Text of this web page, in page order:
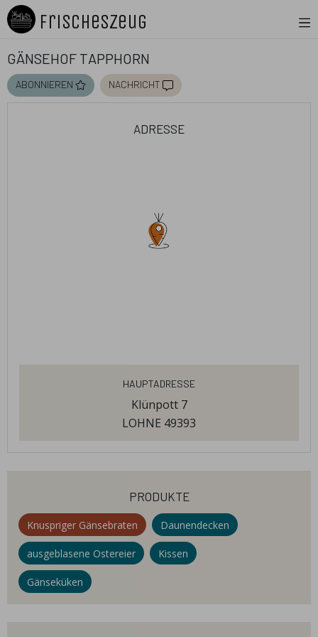
FrischesZeug
Gänsehof Tapphorn
abonnieren nachricht
adresse
Hauptadresse
Klünpott 7
LOHNE 49393
produkte
Knuspriger Gänsebraten Daunendecken
ausgeblasene Ostereier Kissen
Gänseküken